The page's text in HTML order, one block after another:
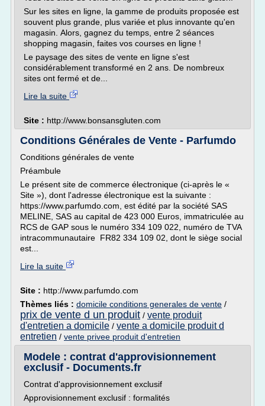
Sur les sites en ligne, la gamme de produits proposée est
souvent plus grande, plus variée et plus innovante qu'en
magasin. Alors, gagnez du temps, entre 2 séances
shopping magasin, faites vos courses en ligne !
Le paysage des sites de vente en ligne s'est
considérablement transformé en 2 ans. De nombreux
sites ont fermé et de...
Lire la suite
Site : http://www.bonsansgluten.com
Conditions Générales de Vente - Parfumdo
Conditions générales de vente
Préambule
Le présent site de commerce électronique (ci-après le «
Site »), dont l'adresse électronique est la suivante :
https://www.parfumdo.com, est édité par la société SAS
MELINE, SAS au capital de 423 000 Euros, immatriculée au
RCS de GAP sous le numéro 334 109 022, numéro de TVA
intracommunautaire FR82 334 109 02, dont le siège social
est...
Lire la suite
Site : http://www.parfumdo.com
Thèmes liés : domicile conditions generales de vente /
prix de vente d un produit / vente produit
d'entretien a domicile / vente a domicile produit d
entretien / vente privee produit d'entretien
Modele : contrat d'approvisionnement
exclusif - Documents.fr
Contrat d'approvisionnement exclusif
Approvisionnement exclusif : formalités